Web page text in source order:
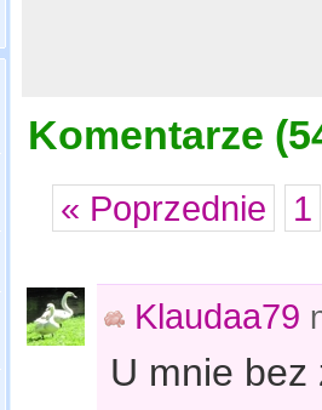
Komentarze (
« Poprzednie 1
Klaudaa79
U mnie bez